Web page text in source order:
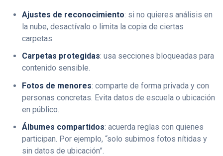
Ajustes de reconocimiento: si no quieres análisis en
la nube, desactívalo o limita la copia de ciertas
carpetas.
Carpetas protegidas: usa secciones bloqueadas para
contenido sensible.
Fotos de menores: comparte de forma privada y con
personas concretas. Evita datos de escuela o ubicación
en público.
Álbumes compartidos: acuerda reglas con quienes
participan. Por ejemplo, “solo subimos fotos nítidas y
sin datos de ubicación”.